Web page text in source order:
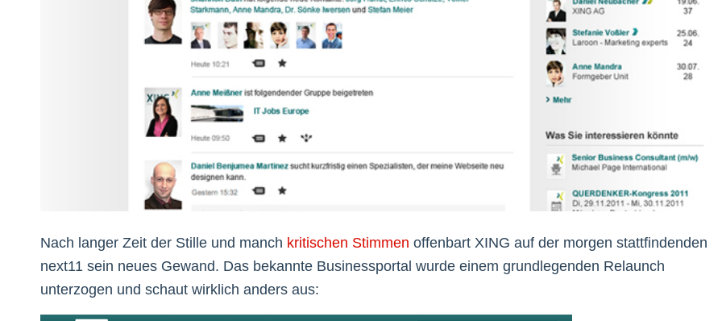
Nach langer Zeit der Stille und manch kritischen Stimmen offenbart XING auf der morgen stattfindenden
next11 sein neues Gewand. Das bekannte Businessportal wurde einem grundlegenden Relaunch
unterzogen und schaut wirklich anders aus: